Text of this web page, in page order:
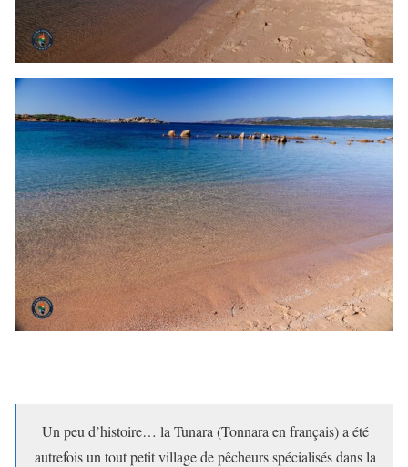
Un peu d’histoire… la Tunara (Tonnara en français) a été
autrefois un tout petit village de pêcheurs spécialisés dans la